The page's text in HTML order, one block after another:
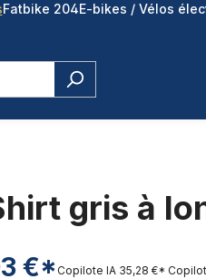
Fatbike 204E-bikes / Vélos
gris à
€*Copilote IA 35,28 €*